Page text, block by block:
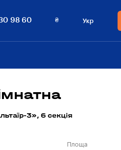
98 60 ₴
Валюта
₴ Гривнi
Укр
Мова сайту
3», 6 секцiя
Площа